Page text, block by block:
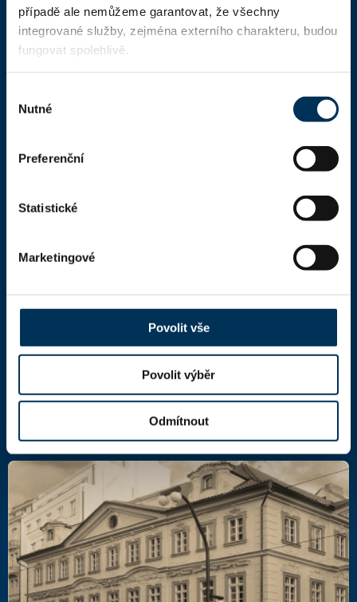
případě ale nemůžeme garantovat, že všechny
integrované služby, zejména externího charakteru, budou
fungovat spolehlivě.
souhlasu
Nutné
Preferenční
Statistické
Marketingové
Povolit vše
Povolit výběr
Odmítnout
Dokumenty a formuláře
Pro veřejnost
Advokátní deník
Portál ČAK
Česká advokátní komora
Kaňkův palác
110 00 Praha 1,mapa
DIČ: CZ66000777